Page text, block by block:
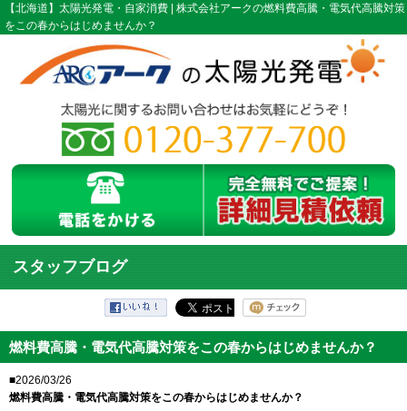
【北海道】太陽光発電・自家消費 | 株式会社アークの燃料費高騰・電気代高騰対策
をこの春からはじめませんか？
スタッフブログ
燃料費高騰・電気代高騰対策をこの春からはじめませんか？
■2026/03/26
燃料費高騰・電気代高騰対策をこの春からはじめませんか？